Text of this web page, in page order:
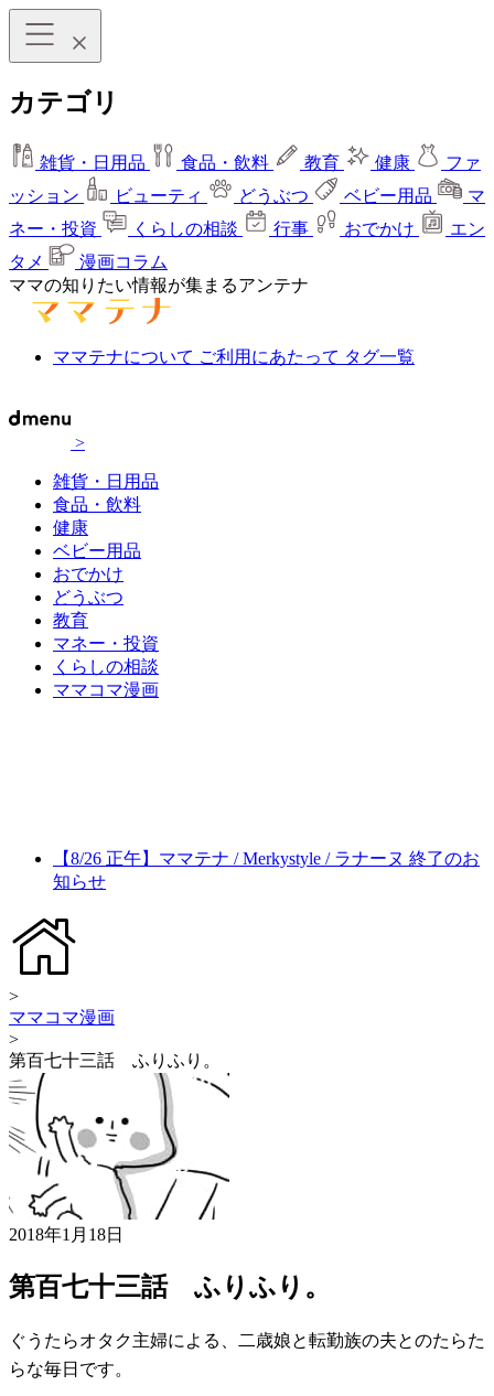
カテゴリ
雑貨・日用品 食品・飲料 教育 健康
ファ
ッション
ビューティ どうぶつ ベビー用品
マ
ネー・投資
くらしの相談 行事 おでかけ
エン
タメ
漫画コラム
ママの知りたい情報が集まるアンテナ
ママテナについて ご利用にあたって タグ一覧
>
雑貨・日用品
食品・飲料
健康
ベビー用品
おでかけ
どうぶつ
教育
マネー・投資
くらしの相談
ママコマ漫画
【8/26 正午】ママテナ / Merkystyle / ラナーヌ 終了のお
知らせ
>
ママコマ漫画
>
第百七十三話 ふりふり。
2018年1月18日
第百七十三話 ふりふり。
ぐうたらオタク主婦による、二歳娘と転勤族の夫とのたらた
らな毎日です。